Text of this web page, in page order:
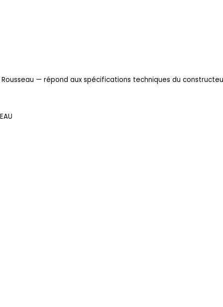
— répond aux spécifications techniques du